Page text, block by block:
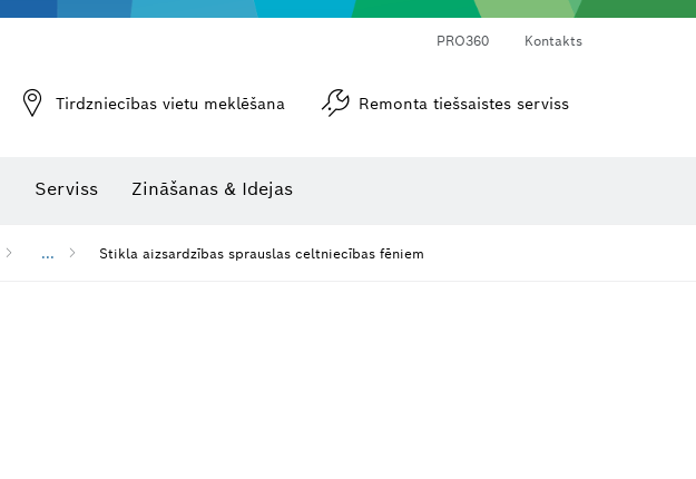
PRO360 Kontakts
Tirdzniecības vietu meklēšana Remonta tiešsaistes serviss
Serviss Zināšanas & Idejas
... Stikla aizsardzības sprauslas celtniecības fēniem